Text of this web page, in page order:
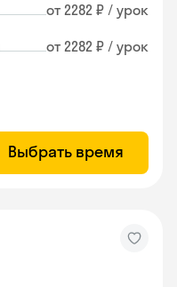
от 2282 ₽ / урок
от 2282 ₽ / урок
Выбрать время